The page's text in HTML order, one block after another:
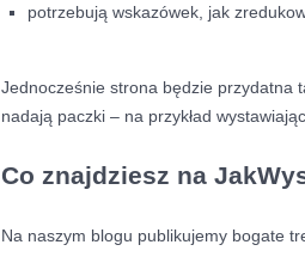
potrzebują wskazówek, jak
Jednocześnie strona będzie przydatna
nadają paczki – na przykład
Co znajdziesz na
Na naszym blogu publikujemy bogate